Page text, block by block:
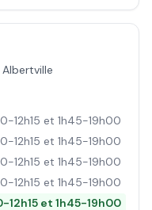
Albertville
12h15 et 1h45-19h00
12h15 et 1h45-19h00
12h15 et 1h45-19h00
12h15 et 1h45-19h00
12h15 et 1h45-19h00